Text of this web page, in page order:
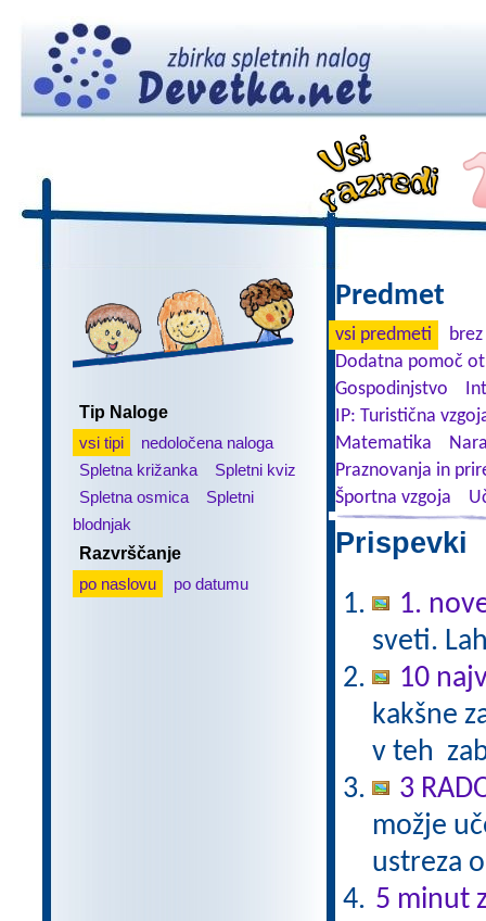
Tip Naloge
vsi tipi
nedoločena naloga
Spletna križanka
Spletni kviz
Spletna osmica
Spletni
blodnjak
Razvrščanje
po naslovu
po datumu
Predmet
vsi predmeti
Dodatna pomoč
Gospodinjstvo
IP: Turistična
Matematika
Praznovanja in
Športna vzgoja
Prispevki
1.
sveti.
10
kakšne
v teh
3
možje
ustreza
5 minut